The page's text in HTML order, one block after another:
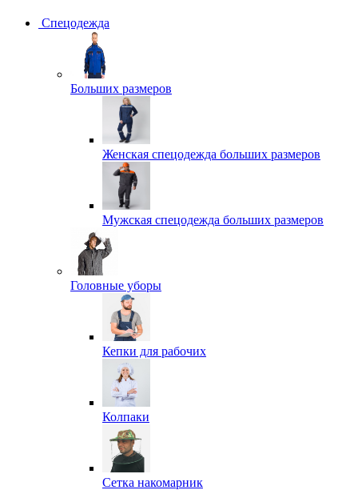
Спецодежда
Больших размеров
Женская спецодежда больших размеров
Мужская спецодежда больших размеров
Головные уборы
Кепки для рабочих
Колпаки
Сетка накомарник